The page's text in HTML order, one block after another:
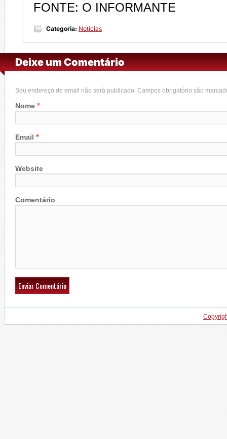
FONTE: O INFORMANTE
Categoria: Notícias
Deixe um Comentário
Seu endereço de email não será publicado. Campos obrigatório são
Nome *
Email *
Website
Comentário